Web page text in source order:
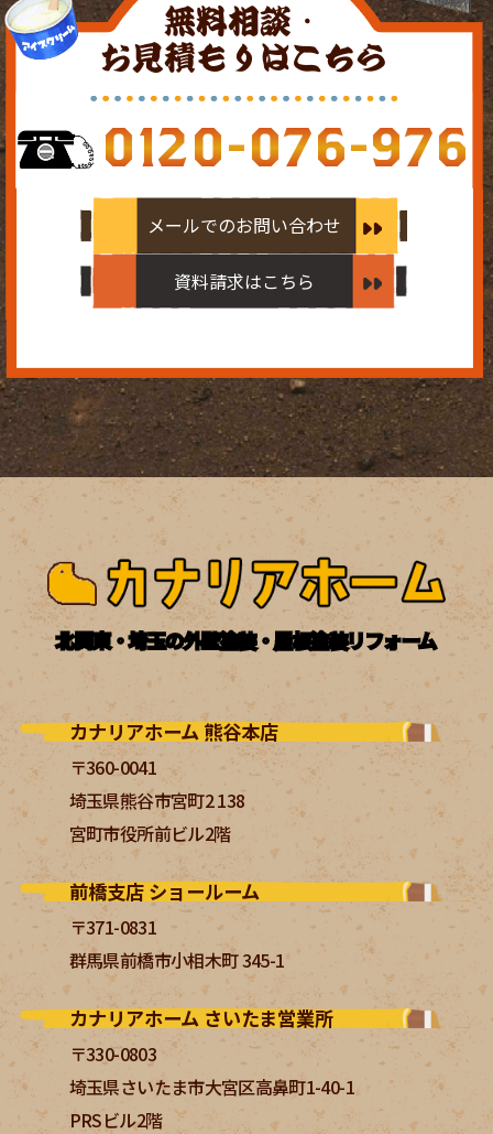
無料相談・
お見積もりはこちら
0120-076-976
メールでのお問い合わせ
資料請求はこちら
北関東・埼玉の外壁塗装・屋根塗装リフォーム
カナリアホーム 熊谷本店
〒360-0041
埼玉県熊谷市宮町2 138
宮町市役所前ビル2階
前橋支店 ショールーム
〒371-0831
群馬県前橋市小相木町 345-1
カナリアホーム さいたま営業所
〒330-0803
埼玉県さいたま市大宮区高鼻町1-40-1
PRSビル2階